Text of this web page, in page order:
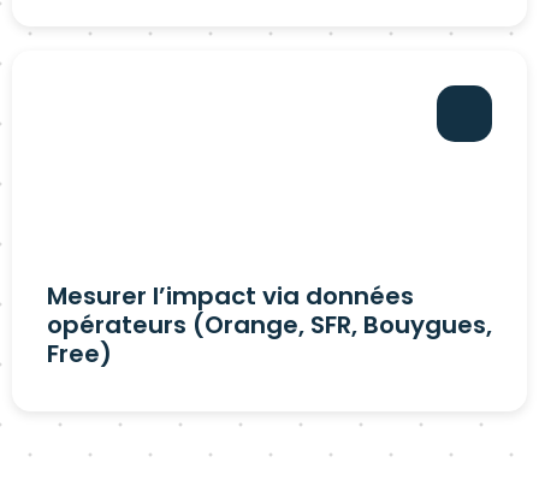
Mesurer l’impact via données
opérateurs (Orange, SFR, Bouygues,
Free)